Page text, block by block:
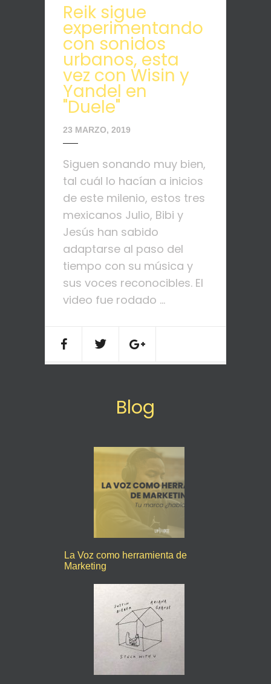
Reik sigue
experimentando
con sonidos
urbanos, esta
vez con Wisin y
Yandel en
"Duele"
23 MARZO, 2019
Siguen sonando muy bien,
tal cuál lo hacían a inicios
de este milenio, estos tres
mexicanos Julio, Bibi y
Jesús han sabido
adaptarse al paso del
tiempo con su música y
sus voces reconocibles. El
video fue rodado ...
Blog
La Voz como herramienta de
Marketing